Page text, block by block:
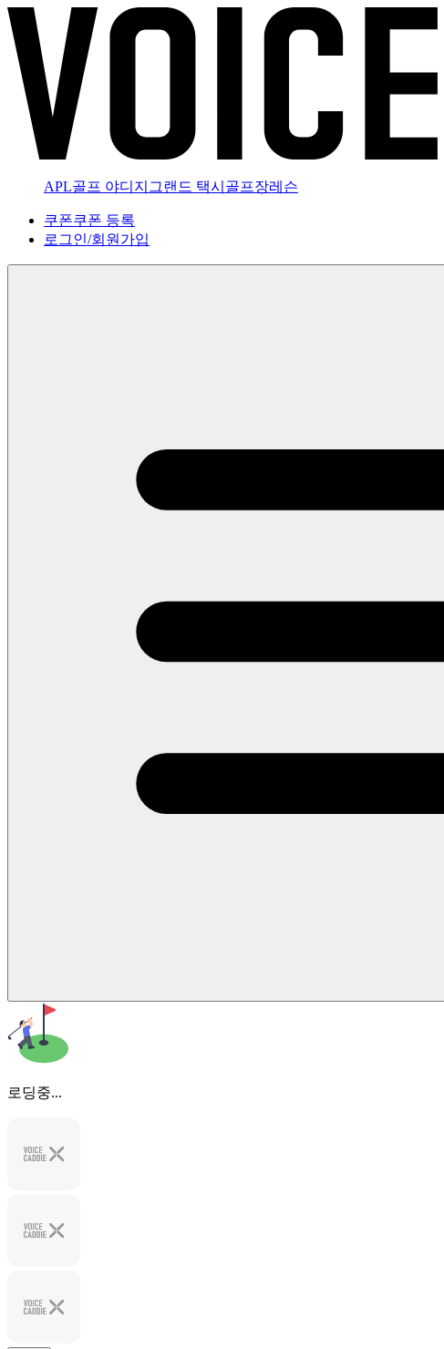
APL골프 야디지 그랜드 택시 골프장레슨
쿠폰쿠폰 등록
로그인/회원가입
로딩중...